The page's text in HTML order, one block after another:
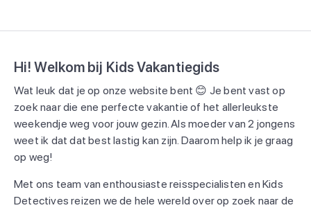
Hi! Welkom bij Kids Vakantiegids
Wat leuk dat je op onze website bent 😊 Je bent vast op
zoek naar die ene perfecte vakantie of het allerleukste
weekendje weg voor jouw gezin. Als moeder van 2 jongens
weet ik dat dat best lastig kan zijn. Daarom help ik je graag
op weg!
Met ons team van enthousiaste reisspecialisten en Kids
Detectives reizen we de hele wereld over op zoek naar de